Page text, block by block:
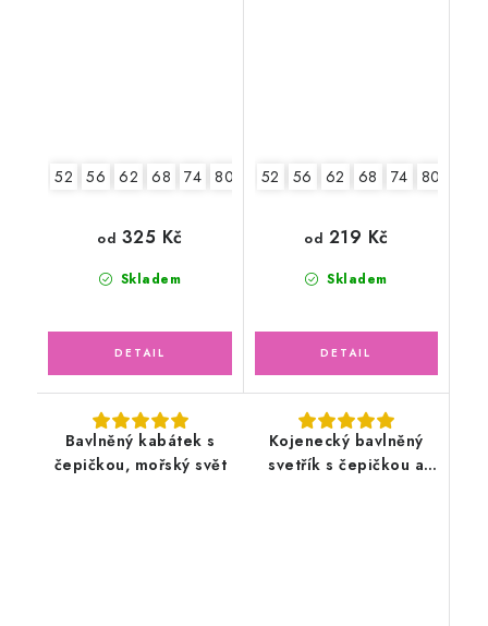
52 56 62 68 74 80 86
Skladem
od 325 Kč
52 56 62 68 74 80
Skladem
od 219 Kč
Bavlněný kabátek s
čepičkou, mořský svět
Kojenecký bavlněný
svetřík s čepičkou a